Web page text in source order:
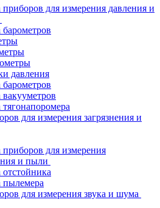
для измерения давления и
давления
для измерения загрязнения и
для измерения
и пыли
пылемера
для измерения звука и шума